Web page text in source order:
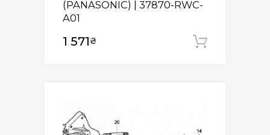
(PANASONIC) | 37870-RWC-
A01
1 571₴